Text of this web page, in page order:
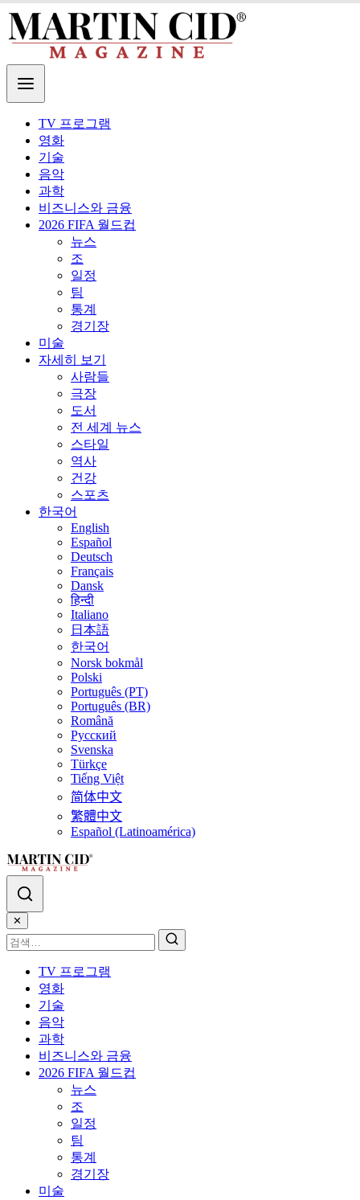
TV 프로그램
영화
기술
음악
과학
비즈니스와 금융
2026 FIFA 월드컵
뉴스
조
일정
팀
통계
경기장
미술
자세히 보기
사람들
극장
도서
전 세계 뉴스
스타일
역사
건강
스포츠
한국어
English
Español
Deutsch
Français
Dansk
हिन्दी
Italiano
日本語
한국어
Norsk bokmål
Polski
Português (PT)
Português (BR)
Română
Русский
Svenska
Türkçe
Tiếng Việt
简体中文
繁體中文
Español (Latinoamérica)
✕
TV 프로그램
영화
기술
음악
과학
비즈니스와 금융
2026 FIFA 월드컵
뉴스
조
일정
팀
통계
경기장
미술